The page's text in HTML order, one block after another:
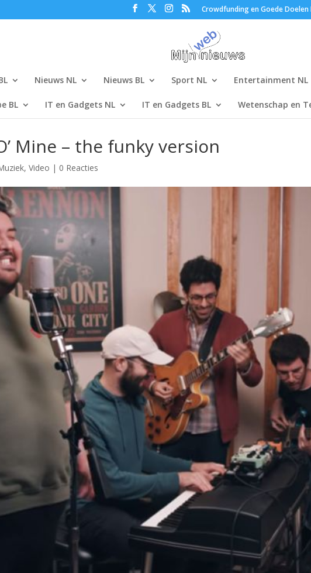
Crowdfunding en Goede Doelen
Nieuws NL Nieuws BL Sport NL Entertainment NL
BL IT en Gadgets NL IT en Gadgets BL Wetenschap en
Mine – the funky version
,Video | 0 Reacties